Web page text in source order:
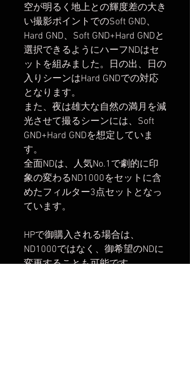
空が明るく地上との輝度差の大き
い撮影ポイントでのSoft GND、
Hard GND、Soft GND+Hard GNDと
選択できるようにハーフNDはセ
ットを組みました。日の出、日の
入りシーンはHard GNDでの対応
となります。
また、夜は雄大な自然の満月を減
光させて撮るシーンには、Soft
GND+Hard GNDを想定していま
す。
全面NDは、人気No.1で劇的に印
象の変わるND1000をセットに含
めたフィルター3点セットとなっ
ています。
HPで御購入される場合は、
ND1000ではなく、御希望のNDに
変更することも可能です。